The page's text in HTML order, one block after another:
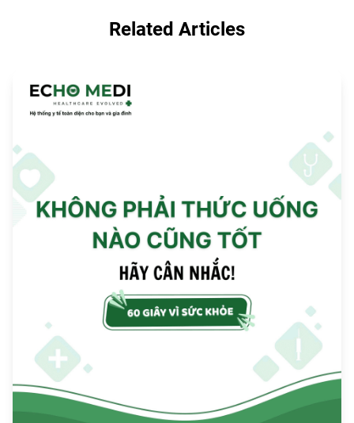
Related Articles